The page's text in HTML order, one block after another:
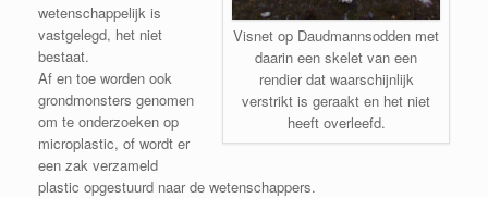
Visnet op Daudmannsodden met
daarin een skelet van een
rendier dat waarschijnlijk
verstrikt is geraakt en het niet
heeft overleefd.
wetenschappelijk is
vastgelegd, het niet
bestaat.
Af en toe worden ook
grondmonsters genomen
om te onderzoeken op
microplastic, of wordt er
een zak verzameld
plastic opgestuurd naar de wetenschappers.